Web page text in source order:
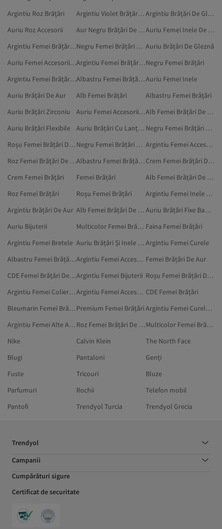
Argintiu Roz Brățări
Argintiu Violet Brățări De Argint
Argintiu Brățări De Gleznă
Auriu Roz Accesorii
Aur Negru Brățări De Aur
Auriu Femei Inele De Aur
Argintiu Femei Brățări Flexibile
Negru Femei Brățări De Aur Auriu Brățări De Gleznă
Auriu Femei Accesorii Fantasy
Argintiu Femei Brățări De PiciorNegru Femei Brățări
Argintiu Femei Brățări De Gleznă
Albastru Femei Brățări De AurAuriu Femei Inele
Auriu Brățări De Aur
Alb Femei Brățări
Albastru Femei Brățări
Auriu Brățări Zirconiu
Auriu Femei Accesorii Lenjerie Intimă
Alb Femei Brățări De Aur
Auriu Brățări Flexibile
Auriu Brățări Cu Lanț Pe Deget
Negru Femei Brățări De Argint
Roșu Femei Brățări De Aur
Negru Femei Brățări De Picior
Argintiu Femei Accesorii Fantasy
Roz Femei Brățări De Aur
Albastru Femei Brățări De Argint
Crem Femei Brățări De Argint
Crem Femei Brățări
Femei Brățări
Alb Femei Brățări De Argint
Roz Femei Brățări
Roșu Femei Brățări
Argintiu Femei Inele De Aur
Argintiu Brățări De Aur
Alb Femei Brățări De Picior
Auriu Brățări Fixe Bangle
Auriu Bijuterii
Multicolor Femei Brățări De Aur Faina Femei Brățări
Argintiu Femei Bretele
Auriu Brățări Și Inele Cu Lanț Pe Deget Argintiu Femei Curele
Albastru Femei Brățări De Picior
Argintiu Femei Accesorii Femei Brățări De Aur
CDE Femei Brățări De ArgintArgintiu Femei Bijuterii
Roșu Femei Brățări De Argint
Argintiu Femei Coliere De Aur
Argintiu Femei Accesorii Lenjerie Intimă CDE Femei Brățări
Bleumarin Femei Brățări Premium Femei Brățări
Argintiu Femei Curele Și Bretele
Argintiu Femei Alte Accesorii
Roz Femei Brățări De Argint
Multicolor Femei Brățări
Nike
Calvin Klein
The North Face
Blugi
Pantaloni
Genți
Fuste
Tricouri
Bluze
Parfumuri
Rochii
Telefon mobil
Pantofi
Trendyol Turcia Trendyol Grecia
Trendyol
Campanii
Cumpărături sigure
Certificat de securitate